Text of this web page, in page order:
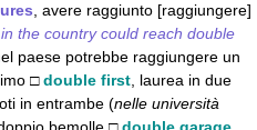
, avere raggiunto [raggiungere]
the country could reach double
paese potrebbe raggiungere un
□double first , laurea in due
in entrambe (nelle università